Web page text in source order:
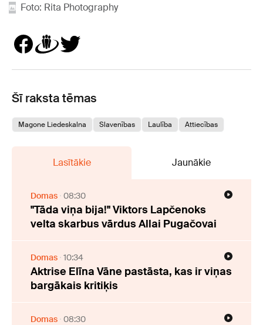
Foto: Rita Photography
Šī raksta tēmas
Magone Liedeskalna Slavenības Laulība Attiecības
Lasītākie Jaunākie
Domas 08:30
"Tāda viņa bija!" Viktors Lapčenoks
velta skarbus vārdus Allai Pugačovai
Domas 10:34
Aktrise Elīna Vāne pastāsta, kas ir viņas
bargākais kritiķis
Domas 08:30